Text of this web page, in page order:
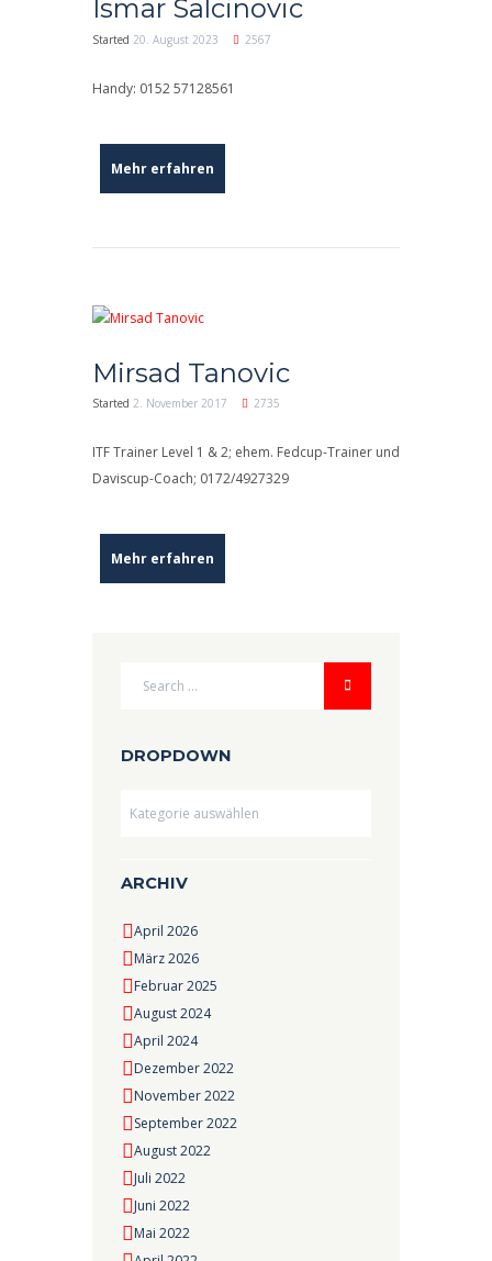
Ismar Salcinovic
Started 20. August 2023 2567
Handy: 0152 57128561
Mehr erfahren
Mirsad Tanovic
Started 2. November 2017 2735
ITF Trainer Level 1 & 2; ehem. Fedcup-Trainer und
Daviscup-Coach; 0172/4927329
Mehr erfahren
DROPDOWN
ARCHIV
April 2026
März 2026
Februar 2025
August 2024
April 2024
Dezember 2022
November 2022
September 2022
August 2022
Juli 2022
Juni 2022
Mai 2022